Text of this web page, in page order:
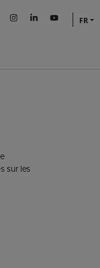
FR
sur les